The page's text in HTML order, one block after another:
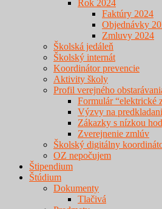
Rok 2024
Faktúry 2024
Objednávky
Zmluvy 2024
Školská jedáleň
Školský internát
Koordinátor prevencie
Aktivity školy
Profil verejného
Formulár “elektrické
Výzvy na
Zákazky s nízkou
Zverejnenie zmlúv
Školský digitálny
OZ nepočujem
Štipendium
Štúdium
Dokumenty
Tlačivá